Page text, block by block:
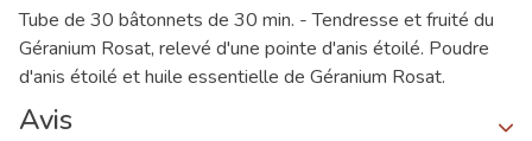
Tube de 30 bâtonnets de 30 min. - Tendresse et fruité du
Géranium Rosat, relevé d'une pointe d'anis étoilé. Poudre
d'anis étoilé et huile essentielle de Géranium Rosat.
Avis